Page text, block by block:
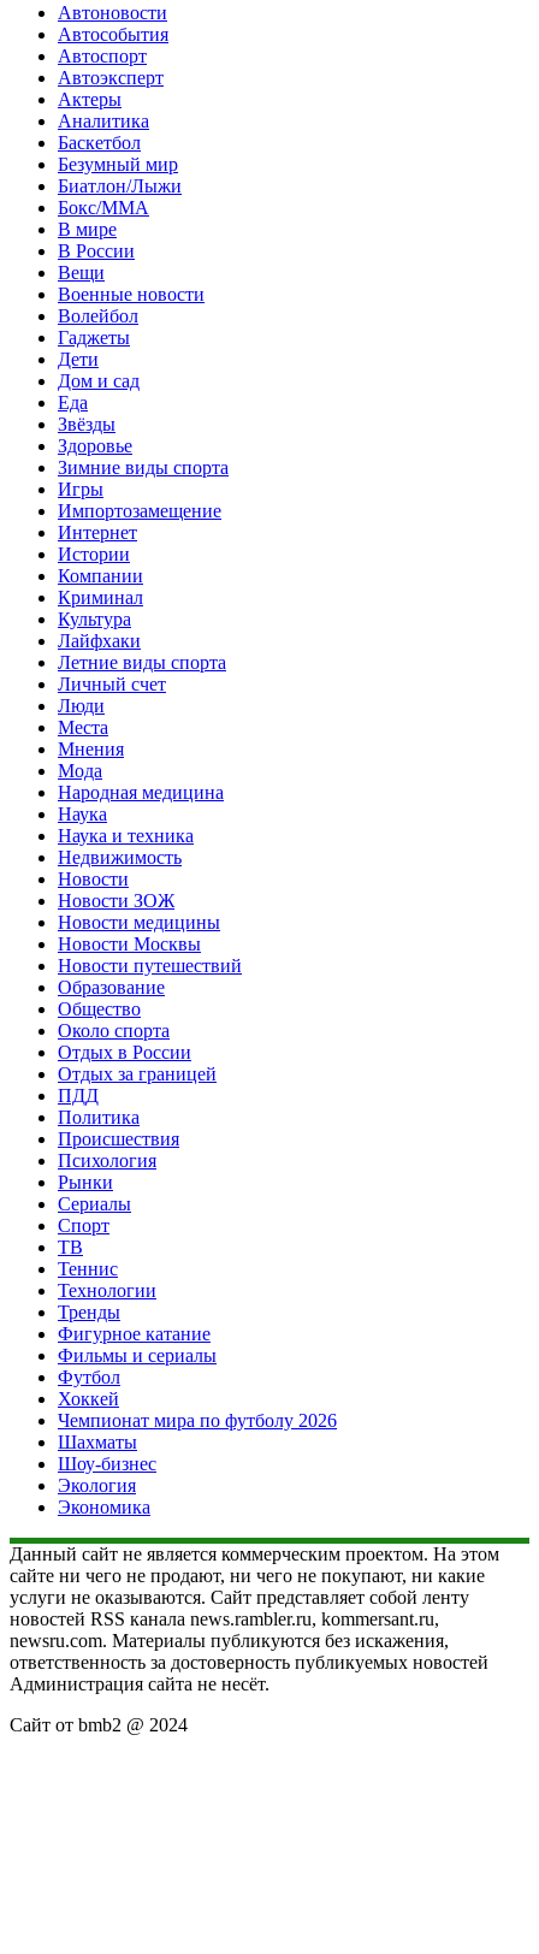
Автоновости
Автособытия
Автоспорт
Автоэксперт
Актеры
Аналитика
Баскетбол
Безумный мир
Биатлон/Лыжи
Бокс/MMA
В мире
В России
Вещи
Военные новости
Волейбол
Гаджеты
Дети
Дом и сад
Еда
Звёзды
Здоровье
Зимние виды спорта
Игры
Импортозамещение
Интернет
Истории
Компании
Криминал
Культура
Лайфхаки
Летние виды спорта
Личный счет
Люди
Места
Мнения
Мода
Народная медицина
Наука
Наука и техника
Недвижимость
Новости
Новости ЗОЖ
Новости медицины
Новости Москвы
Новости путешествий
Образование
Общество
Около спорта
Отдых в России
Отдых за границей
ПДД
Политика
Происшествия
Психология
Рынки
Сериалы
Спорт
ТВ
Теннис
Технологии
Тренды
Фигурное катание
Фильмы и сериалы
Футбол
Хоккей
Чемпионат мира по футболу 2026
Шахматы
Шоу-бизнес
Экология
Экономика
Данный сайт не является коммерческим проектом. На этом
сайте ни чего не продают, ни чего не покупают, ни какие
услуги не оказываются. Сайт представляет собой ленту
новостей RSS канала news.rambler.ru, kommersant.ru,
newsru.com. Материалы публикуются без искажения,
ответственность за достоверность публикуемых новостей
Администрация сайта не несёт.
Сайт от bmb2 @ 2024